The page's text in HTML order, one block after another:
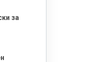
за